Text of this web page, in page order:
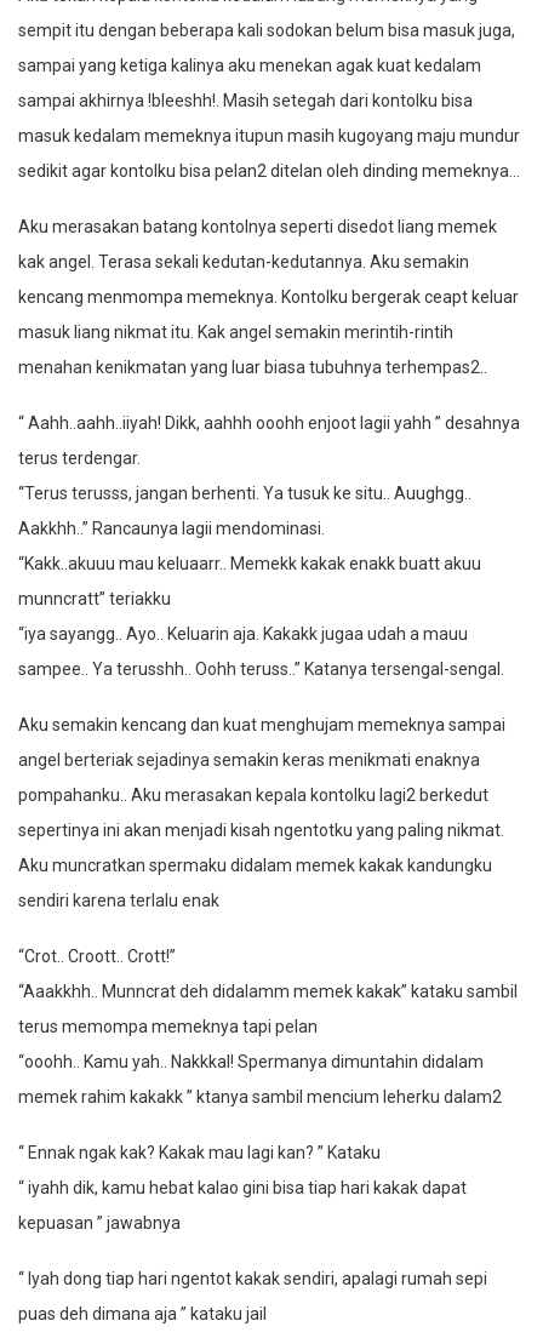
sempit itu dengan beberapa kali sodokan belum bisa masuk juga,
sampai yang ketiga kalinya aku menekan agak kuat kedalam
sampai akhirnya !bleeshh!. Masih setegah dari kontolku bisa
masuk kedalam memeknya itupun masih kugoyang maju mundur
sedikit agar kontolku bisa pelan2 ditelan oleh dinding memeknya…
Aku merasakan batang kontolnya seperti disedot liang memek
kak angel. Terasa sekali kedutan-kedutannya. Aku semakin
kencang menmompa memeknya. Kontolku bergerak ceapt keluar
masuk liang nikmat itu. Kak angel semakin merintih-rintih
menahan kenikmatan yang luar biasa tubuhnya terhempas2..
“ Aahh..aahh..iiyah! Dikk, aahhh ooohh enjoot lagii yahh ” desahnya
terus terdengar.
“Terus terusss, jangan berhenti. Ya tusuk ke situ.. Auughgg..
Aakkhh..” Rancaunya lagii mendominasi.
“Kakk..akuuu mau keluaarr.. Memekk kakak enakk buatt akuu
munncratt” teriakku
“iya sayangg.. Ayo.. Keluarin aja. Kakakk jugaa udah a mauu
sampee.. Ya terusshh.. Oohh teruss..” Katanya tersengal-sengal.
Aku semakin kencang dan kuat menghujam memeknya sampai
angel berteriak sejadinya semakin keras menikmati enaknya
pompahanku.. Aku merasakan kepala kontolku lagi2 berkedut
sepertinya ini akan menjadi kisah ngentotku yang paling nikmat.
Aku muncratkan spermaku didalam memek kakak kandungku
sendiri karena terlalu enak
“Crot.. Croott.. Crott!”
“Aaakkhh.. Munncrat deh didalamm memek kakak” kataku sambil
terus memompa memeknya tapi pelan
“ooohh.. Kamu yah.. Nakkkal! Spermanya dimuntahin didalam
memek rahim kakakk ” ktanya sambil mencium leherku dalam2
“ Ennak ngak kak? Kakak mau lagi kan? ” Kataku
“ iyahh dik, kamu hebat kalao gini bisa tiap hari kakak dapat
kepuasan ” jawabnya
“ Iyah dong tiap hari ngentot kakak sendiri, apalagi rumah sepi
puas deh dimana aja ” kataku jail